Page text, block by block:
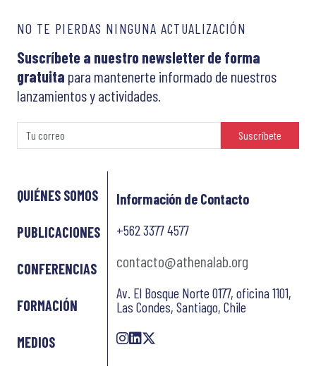
NO TE PIERDAS NINGUNA ACTUALIZACIÓN
Suscríbete a nuestro newsletter de forma
gratuita para mantenerte informado de nuestros
lanzamientos y actividades.
Suscríbete
QUIÉNES SOMOS
PUBLICACIONES
CONFERENCIAS
FORMACIÓN
MEDIOS
Información de Contacto
+562 3377 4577
contacto@athenalab.org
Av. El Bosque Norte 0177, oficina 1101,
Las Condes, Santiago, Chile